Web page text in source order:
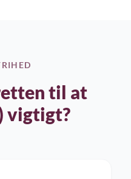
til at
vigtigt?